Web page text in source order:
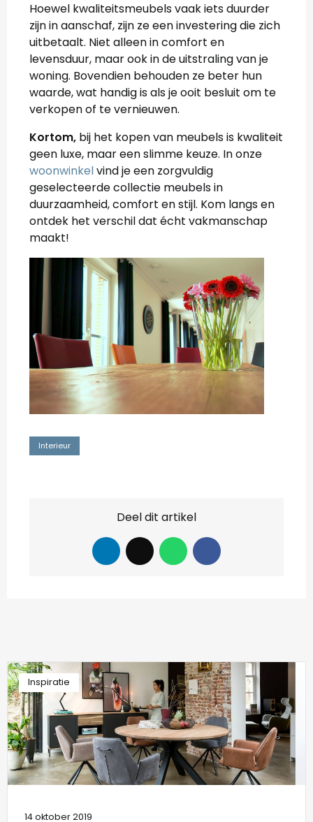
Hoewel kwaliteitsmeubels vaak iets duurder
zijn in aanschaf, zijn ze een investering die zich
uitbetaalt. Niet alleen in comfort en
levensduur, maar ook in de uitstraling van je
woning. Bovendien behouden ze beter hun
waarde, wat handig is als je ooit besluit om te
verkopen of te vernieuwen.
Kortom, bij het kopen van meubels is kwaliteit
geen luxe, maar een slimme keuze. In onze
woonwinkelvind je een zorgvuldig
geselecteerde collectie meubels in
duurzaamheid, comfort en stijl. Kom langs en
ontdek het verschil dat écht vakmanschap
maakt!
Interieur
Deel dit artikel
Inspiratie
14 oktober 2019